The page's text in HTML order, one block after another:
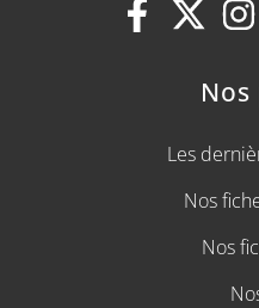
Nos
Les
Nos
Nos